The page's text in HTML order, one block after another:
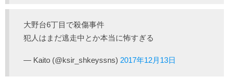
大野台6丁目で殺傷事件
犯人はまだ逃走中とか本当に怖すぎる
— Kaito (@ksir_shkeyssns) 2017年12月13日